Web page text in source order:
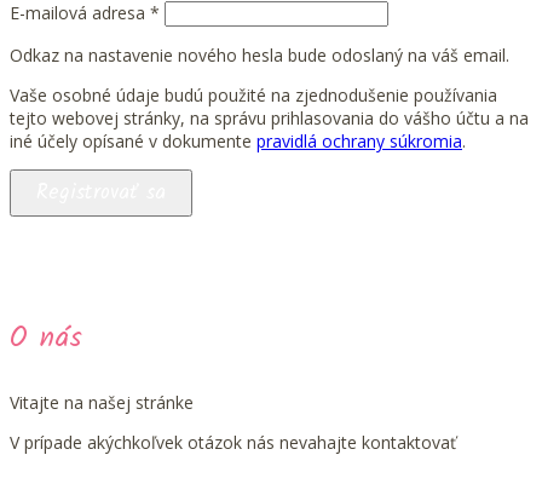
E-mailová adresa *
Odkaz na nastavenie nového hesla bude odoslaný na váš email.
Vaše osobné údaje budú použité na zjednodušenie používania
tejto webovej stránky, na správu prihlasovania do vášho účtu a na
iné účely opísané v dokumente pravidlá ochrany súkromia.
O nás
Vitajte na našej stránke
V prípade akýchkoľvek otázok nás nevahajte kontaktovať